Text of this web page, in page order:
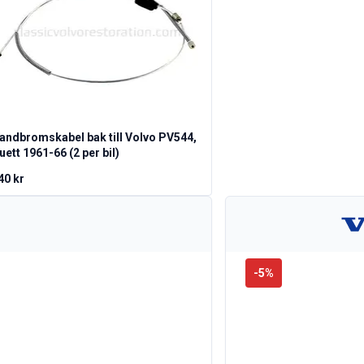
bak till Volvo PV544,
1961-66 (2 per bil)
kr
-5%